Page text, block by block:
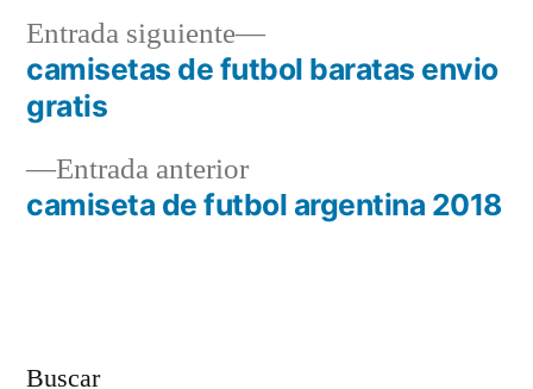
Navegación
entradas
Entrada anteriorEntrada
anterior:
camiseta de futbol argentina 2018
Entrada siguiente
Entrada
siguiente:
camisetas de futbol baratas envio
gratis
Buscar